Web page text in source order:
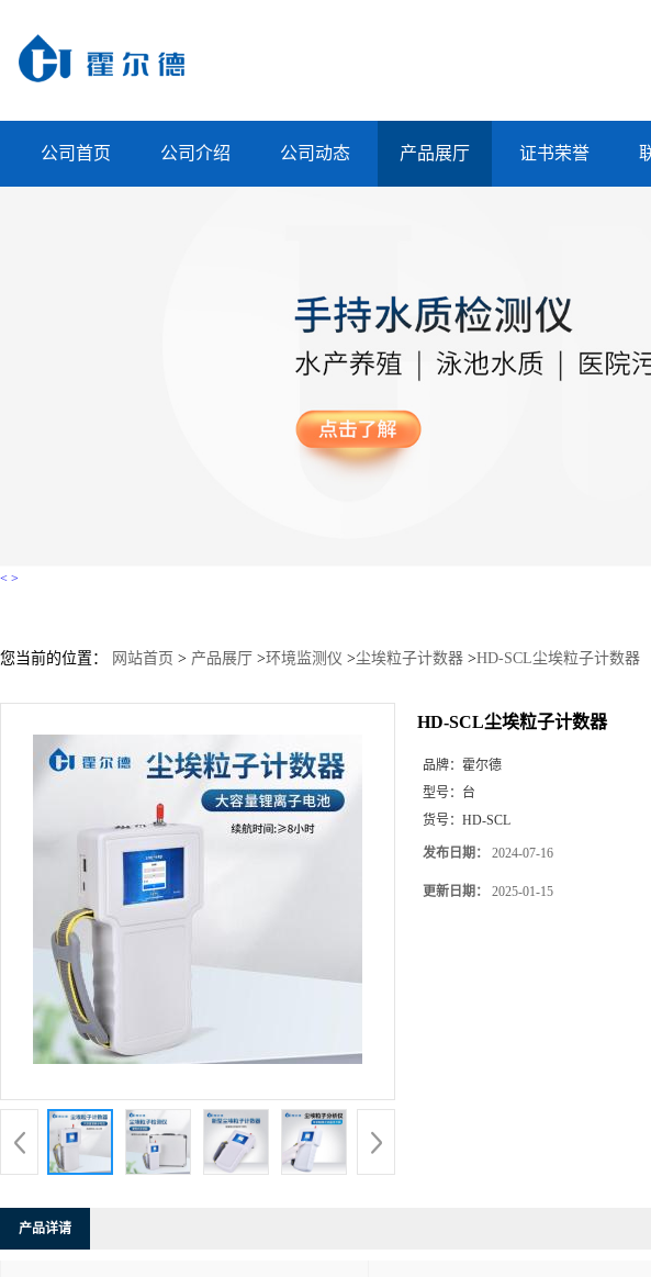
公司首页 公司介绍 公司动态 产品展厅 证书荣誉
< >
您当前的位置： 网站首页 > 产品展厅 >环境监测仪 >尘埃粒子计数器 >HD-SCL尘埃粒子计数器
HD-SCL尘埃粒子计数器
品牌： 霍尔德
型号： 台
货号： HD-SCL
发布日期： 2024-07-16
更新日期： 2025-01-15
产品详请